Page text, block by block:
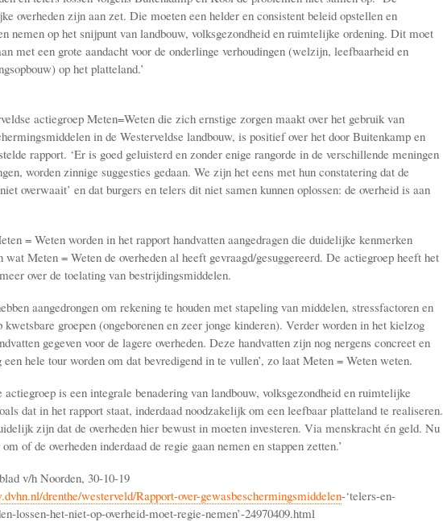
overheden zijn aan zet. Die moeten een helder en consistent beleid opstellen en
nemen op het snijpunt van landbouw, volksgezondheid en ruimtelijke ordening. Dit moet
met een grote aandacht voor de onderlinge verhoudingen (welzijn, leefbaarheid en
op het platteland.’
actiegroep Meten=Weten die zich ernstige zorgen maakt over het gebruik van
in de Westerveldse landbouw, is positief over het door Buitenkamp en
rapport. ‘Er is goed geluisterd en zonder enige rangorde in de verschillende meningen
worden zinnige suggesties gedaan. We zijn het eens met hun constatering dat de
overwaait’ en dat burgers en telers dit niet samen kunnen oplossen: de overheid is aan
= Weten worden in het rapport handvatten aangedragen die duidelijke kenmerken
wat Meten = Weten de overheden al heeft gevraagd/gesuggereerd. De actiegroep heeft het
over de toelating van bestrijdingsmiddelen.
aangedrongen om rekening te houden met stapeling van middelen, stressfactoren en
kwetsbare groepen (ongeborenen en zeer jonge kinderen). Verder worden in het kielzog
gegeven voor de lagere overheden. Deze handvatten zijn nog nergens concreet en
een hele tour worden om dat bevredigend in te vullen’, zo laat Meten = Weten weten.
actiegroep is een integrale benadering van landbouw, volksgezondheid en ruimtelijke
dat in het rapport staat, inderdaad noodzakelijk om een leefbaar platteland te realiseren.
zijn dat de overheden hier bewust in moeten investeren. Via menskracht én geld. Nu
of de overheden inderdaad de regie gaan nemen en stappen zetten.’
v/h Noorden, 30-10-19
drenthe/westerveld/Rapport-over-gewasbeschermingsmiddelen-‘telers-en-
lossen-het-niet-op-overheid-moet-regie-nemen’-24970409.html